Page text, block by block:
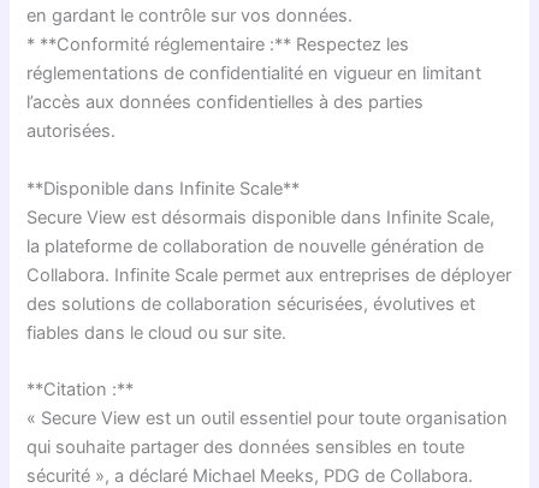
en gardant le contrôle sur vos données.
* **Conformité réglementaire :** Respectez les
réglementations de confidentialité en vigueur en limitant
l’accès aux données confidentielles à des parties
autorisées.
**Disponible dans Infinite Scale**
Secure View est désormais disponible dans Infinite Scale,
la plateforme de collaboration de nouvelle génération de
Collabora. Infinite Scale permet aux entreprises de déployer
des solutions de collaboration sécurisées, évolutives et
fiables dans le cloud ou sur site.
**Citation :**
« Secure View est un outil essentiel pour toute organisation
qui souhaite partager des données sensibles en toute
sécurité », a déclaré Michael Meeks, PDG de Collabora.